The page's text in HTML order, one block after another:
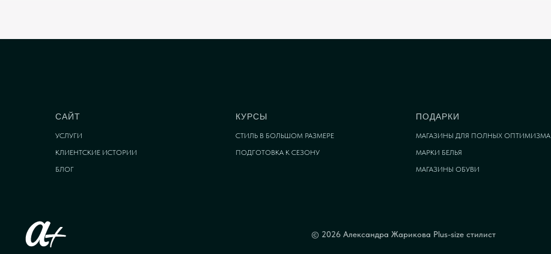
САЙТ
УСЛУГИ
КЛИЕНТСКИЕ ИСТОРИИ
БЛОГ
КУРСЫ
СТИЛЬ В БОЛЬШОМ РАЗМЕРЕ
ПОДГОТОВКА К СЕЗОНУ
ПОДАРКИ
МАГАЗИНЫ ДЛЯ ПОЛНЫХ ОПТИМИЗМА
МАРКИ БЕЛЬЯ
МАГАЗИНЫ ОБУВИ
© 2026 Александра Жарикова Plus-size стилист